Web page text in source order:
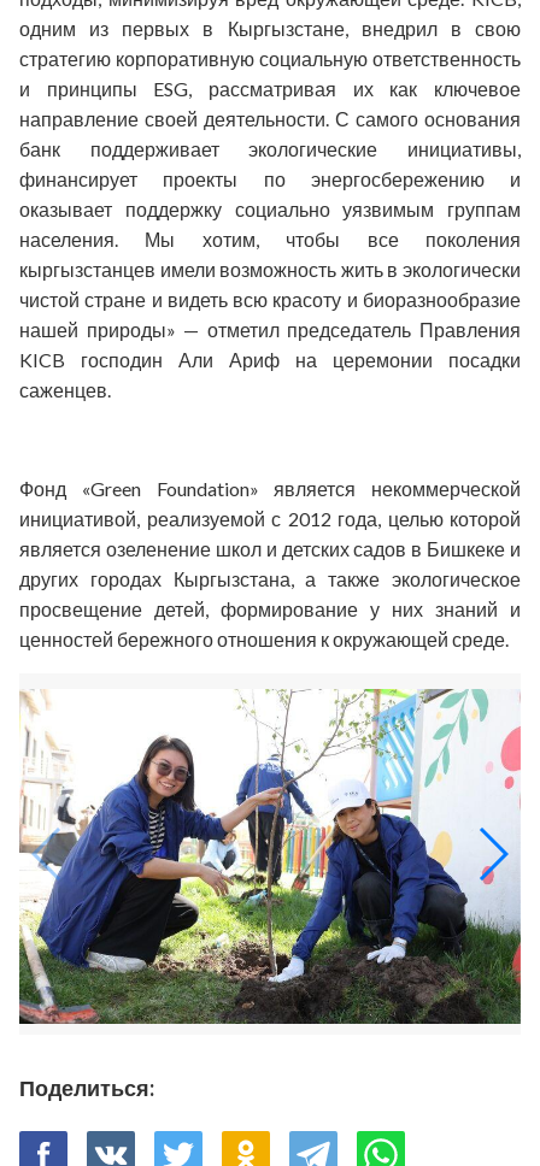
одним из первых в Кыргызстане, внедрил в свою
стратегию корпоративную социальную ответственность
и принципы ESG, рассматривая их как ключевое
направление своей деятельности. С самого основания
банк поддерживает экологические инициативы,
финансирует проекты по энергосбережению и
оказывает поддержку социально уязвимым группам
населения. Мы хотим, чтобы все поколения
кыргызстанцев имели возможность жить в экологически
чистой стране и видеть всю красоту и биоразнообразие
нашей природы» — отметил председатель Правления
KICB господин Али Ариф на церемонии посадки
саженцев.
Фонд «Green Foundation» является некоммерческой
инициативой, реализуемой с 2012 года, целью которой
является озеленение школ и детских садов в Бишкеке и
других городах Кыргызстана, а также экологическое
просвещение детей, формирование у них знаний и
ценностей бережного отношения к окружающей среде.
Поделиться: